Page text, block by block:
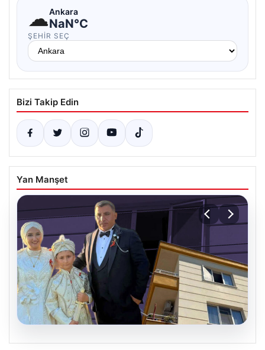
☁Ankara
NaN°C
ŞEHIR SEÇ
Bizi Takip Edin
Yan Manşet
06.08.2026